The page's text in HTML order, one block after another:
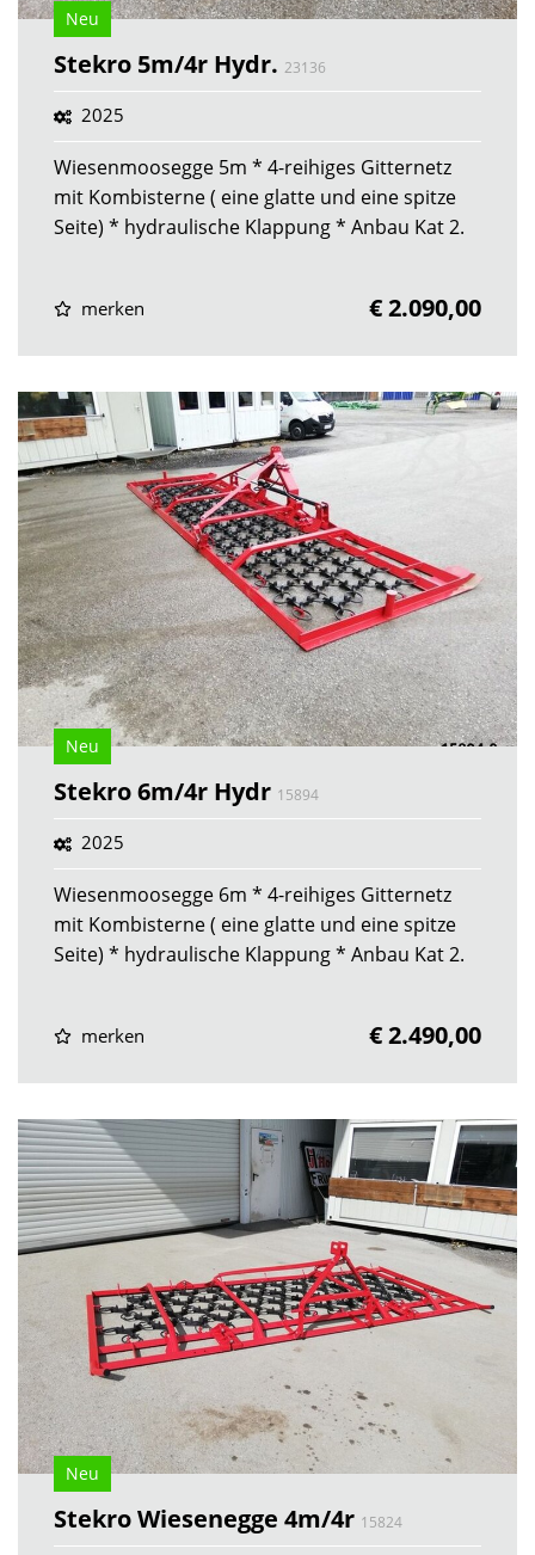
Neu
Stekro 5m/4r Hydr. 23136
2025
Wiesenmoosegge 5m * 4-reihiges Gitternetz
mit Kombisterne ( eine glatte und eine spitze
Seite) * hydraulische Klappung * Anbau Kat 2.
merken € 2.090,00
Neu
Stekro 6m/4r Hydr 15894
2025
Wiesenmoosegge 6m * 4-reihiges Gitternetz
mit Kombisterne ( eine glatte und eine spitze
Seite) * hydraulische Klappung * Anbau Kat 2.
merken € 2.490,00
Neu
Stekro Wiesenegge 4m/4r 15824